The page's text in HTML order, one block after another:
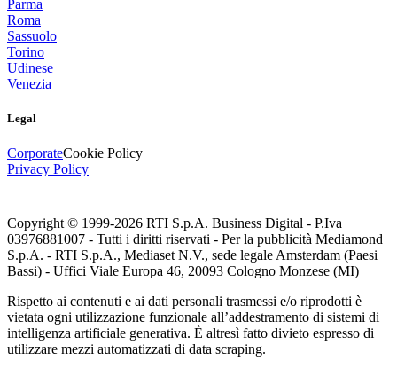
Parma
Roma
Sassuolo
Torino
Udinese
Venezia
Legal
CorporateCookie Policy
Privacy Policy
Copyright © 1999-2026 RTI S.p.A. Business Digital - P.Iva
03976881007 - Tutti i diritti riservati - Per la pubblicità Mediamond
S.p.A. - RTI S.p.A., Mediaset N.V., sede legale Amsterdam (Paesi
Bassi) - Uffici Viale Europa 46, 20093 Cologno Monzese (MI)
Rispetto ai contenuti e ai dati personali trasmessi e/o riprodotti è
vietata ogni utilizzazione funzionale all’addestramento di sistemi di
intelligenza artificiale generativa. È altresì fatto divieto espresso di
utilizzare mezzi automatizzati di data scraping.